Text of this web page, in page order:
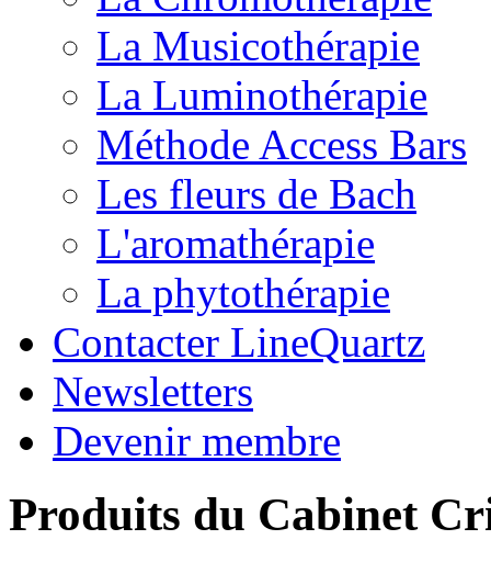
La Musicothérapie
La Luminothérapie
Méthode Access Bars
Les fleurs de Bach
L'aromathérapie
La phytothérapie
Contacter LineQuartz
Newsletters
Devenir membre
Produits du Cabinet